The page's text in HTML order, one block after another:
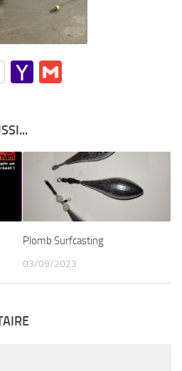
Yahoo
Plomb Surfcasting
03/09/2023